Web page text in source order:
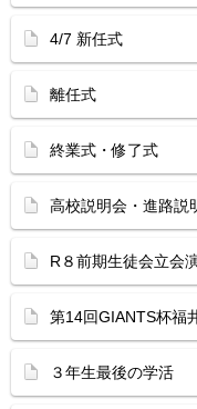
4/7 新任式
離任式
終業式・修了式
高校説明会・進路説
R８前期生徒会立会
第14回GIANTS杯
３年生最後の学活